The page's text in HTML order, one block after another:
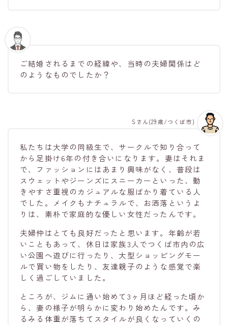
ご結婚されるまでの経緯や、当時の夫婦関係はど
のようなものでしたか？
私たちは大学の同級生で、サークルで知り合って
から足掛け6年の付き合いになります。妻はそれま
で、ファッションにはあまり興味がなく、普段は
スウェットやジーンズにスニーカーといった、動
きやすさ重視のカジュアルな服ばかり着ている人
でした。メイクもナチュラルで、お洒落というよ
りは、素朴で家庭的な優しい女性だったんです。
夫婦仲はとても良好だったと思います。年齢が若
いこともあって、休日は家族3人でつくば市内の広
い公園へ遊びに行ったり、大型ショッピングモー
ルで買い物をしたり、友達親子のような感覚で楽
しく過ごしていました。
ところが、ジムに通い始めて3ヶ月ほど経った頃か
ら、妻の様子が明らかに変わり始めたんです。み
るみる体重が落ちてスタイルが良くなっていくの
Sさん(29歳/つくば市)